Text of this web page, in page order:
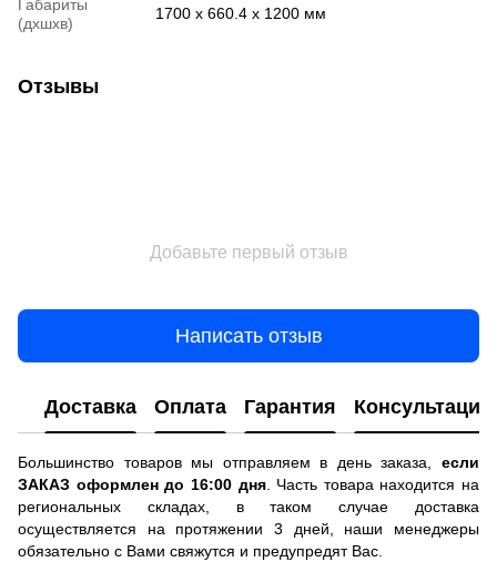
Габариты
(дхшхв)
1700 х 660.4 х 1200 мм
Отзывы
Добавьте первый отзыв
Написать отзыв
Доставка Оплата Гарантия Консультация
Большинство товаров мы отправляем в день заказа, если
ЗАКАЗ оформлен до 16:00 дня. Часть товара находится на
региональных складах, в таком случае доставка
осуществляется на протяжении 3 дней, наши менеджеры
обязательно с Вами свяжутся и предупредят Вас.